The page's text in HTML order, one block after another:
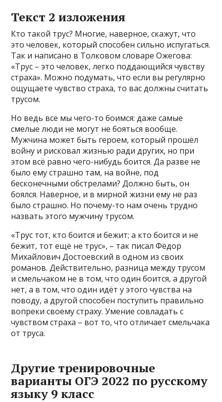
Текст 2 изложения
Кто такой трус? Многие, наверное, скажут, что
это человек, который способен сильно испугаться.
Так и написано в Толковом словаре Ожегова:
«Трус – это человек, легко поддающийся чувству
страха». Можно подумать, что если вы регулярно
ощущаете чувство страха, то вас должны считать
трусом.
Но ведь все мы чего-то боимся: даже самые
смелые люди не могут не бояться вообще.
Мужчина может быть героем, который прошёл
войну и рисковал жизнью ради других, но при
этом всё равно чего-нибудь боится. Да разве не
было ему страшно там, на войне, под
бесконечными обстрелами? Должно быть, он
боялся. Наверное, и в мирной жизни ему не раз
было страшно. Но почему-то нам очень трудно
назвать этого мужчину трусом.
«Трус тот, кто боится и бежит; а кто боится и не
бежит, тот ещё не трус», – так писал Фёдор
Михайлович Достоевский в одном из своих
романов. Действительно, разница между трусом
и смельчаком не в том, что один боится, а другой
нет, а в том, что один идёт у этого чувства на
поводу, а другой способен поступить правильно
вопреки своему страху. Умение совладать с
чувством страха – вот то, что отличает смельчака
от труса.
Другие тренировочные
варианты ОГЭ 2022 по русскому
языку 9 класс